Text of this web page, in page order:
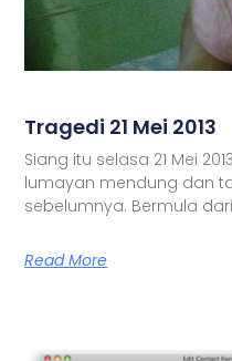
Tragedi 21 Mei 2013
Siang itu selasa 21 Mei
lumayan mendung dan
sebelumnya. Bermula dari
Read More